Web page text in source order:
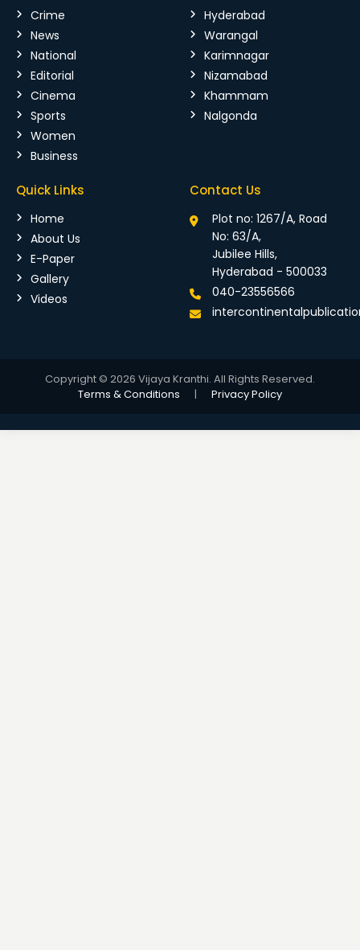
Crime
News
National
Editorial
Cinema
Sports
Women
Business
Hyderabad
Warangal
Karimnagar
Nizamabad
Khammam
Nalgonda
Quick Links
Home
About Us
E-Paper
Gallery
Videos
Contact Us
Plot no: 1267/A, Road
No: 63/A,
Jubilee Hills,
Hyderabad - 500033
040-23556566
Copyright © 2026 Vijaya Kranthi. All Rights Reserved.
Terms & Conditions
| Privacy Policy